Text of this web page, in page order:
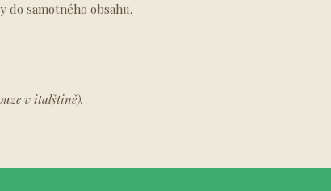
do samotného obsahu.
v italštině).